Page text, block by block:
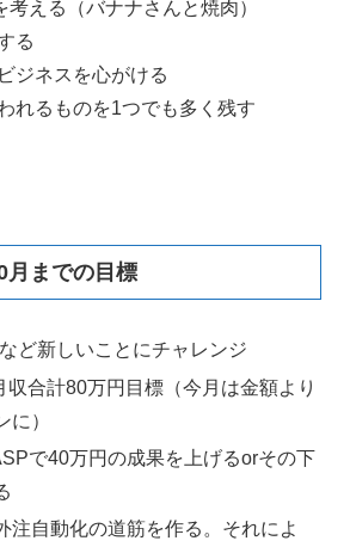
考える（バナナさんと焼肉）
る
ジネスを心がける
れるものを1つでも多く残す
月までの目標
ど新しいことにチャレンジ
収合計80万円目標（今月は金額より
に）
で40万円の成果を上げるorその下
注自動化の道筋を作る。それによ